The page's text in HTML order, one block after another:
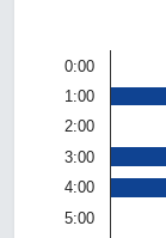
0:00
1:00
2:00
3:00
4:00
5:00